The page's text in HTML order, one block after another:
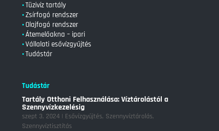
•Tüzivíz tartály
•Zsírfogó rendszer
• Olajfogó rendszer
•Átemelőakna – ipari
•Vállalati esővízgyűjtés
•Tudástár
Tudástár
Tartály Otthoni Felhasználása: Víztárolástól a
Szennyvízkezelésig
szept 3, 2024| Esővízgyűjtés, Szennyvíztárolás,
Szennyvíztisztítás